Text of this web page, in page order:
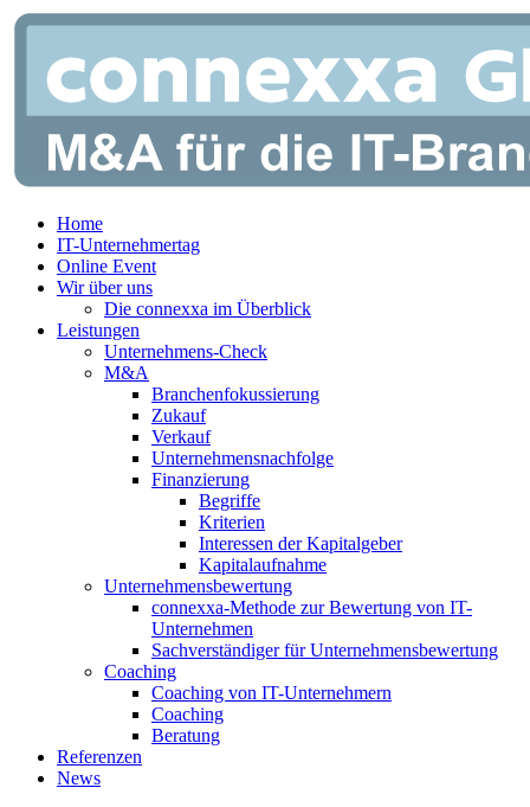
Zum
springen
Home
IT-Unternehmertag
Online Event
Wir über uns
Die connexxa im Überblick
Leistungen
Unternehmens-Check
M&A
Branchenfokussierung
Zukauf
Verkauf
Unternehmensnachfolge
Finanzierung
Begriffe
Kriterien
Interessen der Kapitalgeber
Kapitalaufnahme
Unternehmensbewertung
connexxa-Methode zur Bewertung von IT-
Unternehmen
Sachverständiger für Unternehmensbewertung
Coaching
Coaching von IT-Unternehmern
Coaching
Beratung
Referenzen
News